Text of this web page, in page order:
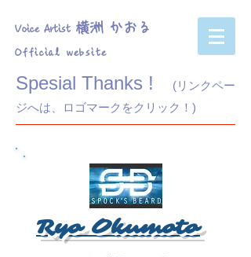
Voice Artist 横洲 かおる
Official website
Spesial Thanks !
(リンクペー
ジへは、ロゴマークをクリック！)
Ryo Okumoto